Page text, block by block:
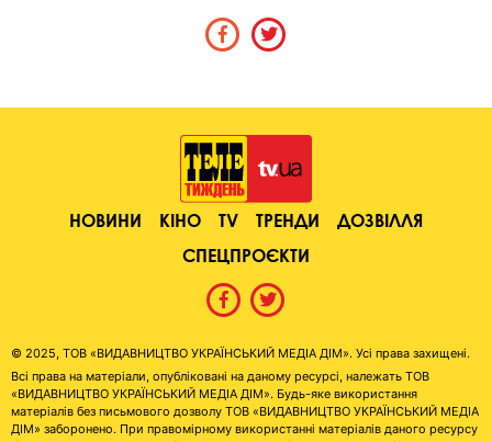
НОВИНИ КІНО TV ТРЕНДИ
ДОЗВІЛЛЯ
СПЕЦПРОЄКТИ
© 2025, ТОВ «ВИДАВНИЦТВО УКРАЇНСЬКИЙ МЕДІА ДІМ». Усі права захищені.
Всі права на матеріали, опубліковані на даному ресурсі, належать ТОВ
«ВИДАВНИЦТВО УКРАЇНСЬКИЙ МЕДІА ДІМ». Будь-яке використання
матеріалів без письмового дозволу ТОВ «ВИДАВНИЦТВО УКРАЇНСЬКИЙ МЕДІА
ДІМ» заборонено. При правомірному використанні матеріалів даного ресурсу